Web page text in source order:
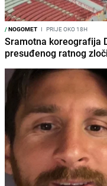
/NOGOMET I PRIJE OKO 18H
Sramotna koreografija
presuđenog ratnog